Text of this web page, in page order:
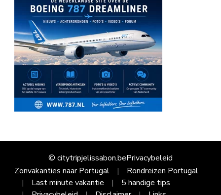
© citytripjelissabon.bePrivacybeleid
Zonvakanties naar Portugal
Rondreizen Portugal
Last minute vakantie
5 handige tips